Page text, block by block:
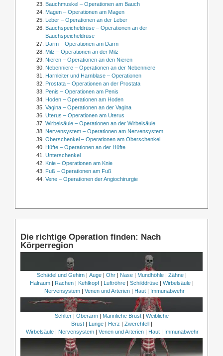
Bauchmuskel – Operationen am Bauch
Magen – Operationen am Magen
Leber – Operationen an der Leber
Bauchspeicheldrüse – Operationen an der
Bauchspeicheldrüse
Darm – Operationen am Darm
Milz – Operationen an der Milz
Nieren – Operationen an den Nieren
Nebenniere – Operationen an der Nebenniere
Harnleiter und Harnblase – Operationen
Prostata – Operationen an der Prostata
Penis – Operationen am Penis
Hoden – Operationen am Hoden
Vagina – Operationen an der Vagina
Uterus – Operationen am Uterus
Wirbelsäule – Operationen an der Wirbelsäule
Nervensystem – Operationen am Nervensystem
Oberschenkel – Operationen am Oberschenkel
Hüfte – Operationen an der Hüfte
Unterschenkel
Knie – Operationen am Knie
Fuß – Operationen am Fuß
Vene – Operationen der Angiochirurgie
Die richtige Operation finden: Nach
Körperregion
Schädel und Gehirn| Auge| Ohr| Nase| Mundhöhle| Zähne|
Halraum| Rachen| Kehlkopf| Luftröhre| Schilddrüse| Wirbelsäule|
Nervensystem | Venen und Arterien | Haut | Immunabwehr
Schlter| Oberarm| Männliche Brust| Weibliche
Brust| Lunge| Herz | Zwerchfell|
Wirbelsäule | Nervensystem | Venen und Arterien | Haut | Immunabwehr